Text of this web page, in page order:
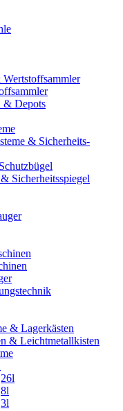
& Depots
& Sicherheits-
Sicherheitsspiegel
& Lagerkästen
& Leichtmetallkisten